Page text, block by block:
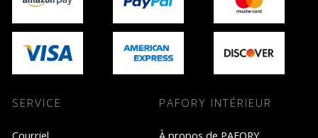
SERVICE PAFORY INTÉRIEUR